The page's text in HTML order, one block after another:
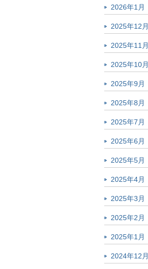
2026年1月
2025年12月
2025年11月
2025年10月
2025年9月
2025年8月
2025年7月
2025年6月
2025年5月
2025年4月
2025年3月
2025年2月
2025年1月
2024年12月